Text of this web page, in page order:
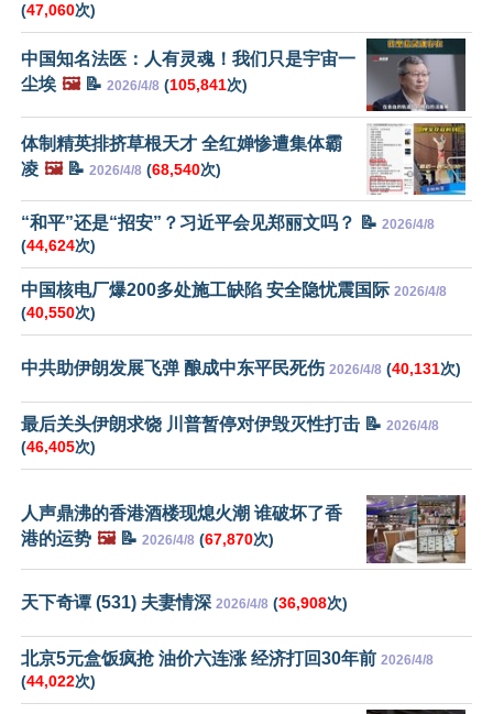
(47,060次)
中国知名法医：人有灵魂！我们只是宇宙一
尘埃 🖼️📝 2026/4/8 (105,841次)
体制精英排挤草根天才 全红婵惨遭集体霸
凌 🖼️📝 2026/4/8 (68,540次)
“和平”还是“招安”？习近平会见郑丽文吗？ 📝 2026/4/8
(44,624次)
中国核电厂爆200多处施工缺陷 安全隐忧震国际 2026/4/8
(40,550次)
中共助伊朗发展飞弹 酿成中东平民死伤 2026/4/8 (40,131次)
最后关头伊朗求饶 川普暂停对伊毁灭性打击 📝 2026/4/8
(46,405次)
人声鼎沸的香港酒楼现熄火潮 谁破坏了香
港的运势 🖼️📝 2026/4/8 (67,870次)
天下奇谭 (531) 夫妻情深 2026/4/8 (36,908次)
北京5元盒饭疯抢 油价六连涨 经济打回30年前 2026/4/8
(44,022次)